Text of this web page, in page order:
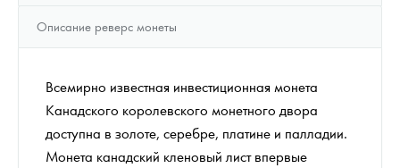
Описание реверс монеты
Всемирно известная инвестиционная монета
Канадского королевского монетного двора
доступна в золоте, серебре, платине и палладии.
Монета канадский кленовый лист впервые